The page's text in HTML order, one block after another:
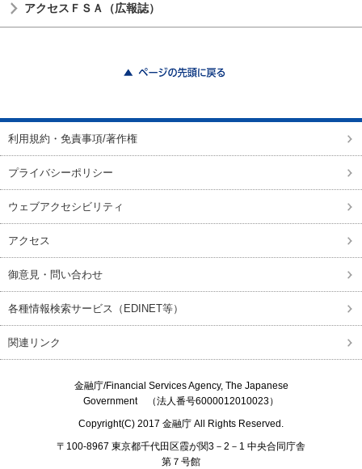
アクセスＦＳＡ（広報誌）
利用規約・免責事項/著作権
プライバシーポリシー
ウェブアクセシビリティ
アクセス
御意見・問い合わせ
各種情報検索サービス（EDINET等）
関連リンク
金融庁/Financial Services Agency, The Japanese
Government（法人番号6000012010023）
Copyright(C) 2017 金融庁 All Rights Reserved.
〒100-8967 東京都千代田区霞が関3－2－1 中央合同庁舎
第７号館